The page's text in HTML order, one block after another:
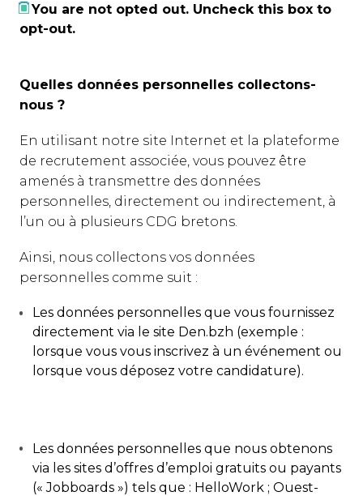
You are not opted out. Uncheck this box to
opt-out.
Quelles données personnelles collectons-
nous ?
En utilisant notre site Internet et la plateforme
de recrutement associée, vous pouvez être
amenés à transmettre des données
personnelles, directement ou indirectement, à
l’un ou à plusieurs CDG bretons.
Ainsi, nous collectons vos données
personnelles comme suit :
Les données personnelles que vous fournissez
directement via le site Den.bzh (exemple :
lorsque vous vous inscrivez à un événement ou
lorsque vous déposez votre candidature).
Les données personnelles que nous obtenons
via les sites d’offres d’emploi gratuits ou payants
(« Jobboards ») tels que : HelloWork ; Ouest-